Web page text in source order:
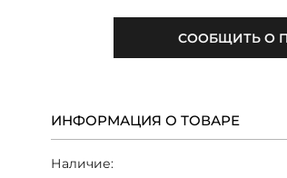
СООБЩИТЬ О
ИНФОРМАЦИЯ О ТОВАРЕ
Наличие: